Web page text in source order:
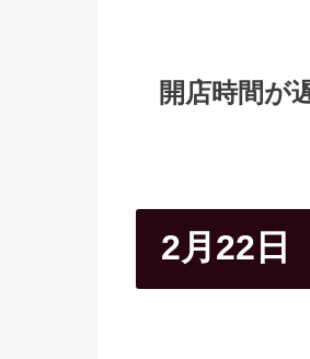
開店時間が
2月22日